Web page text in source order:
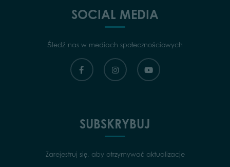
SOCIAL MEDIA
Śledź nas w mediach społecznościowych
SUBSKRYBUJ
Zarejestruj się, aby otrzymywać aktualizacje